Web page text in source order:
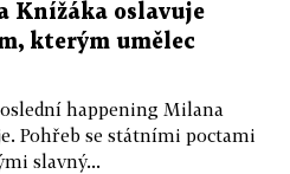
Knížáka oslavuje
kterým umělec
happening Milana
Pohřeb se státními poctami
slavný...